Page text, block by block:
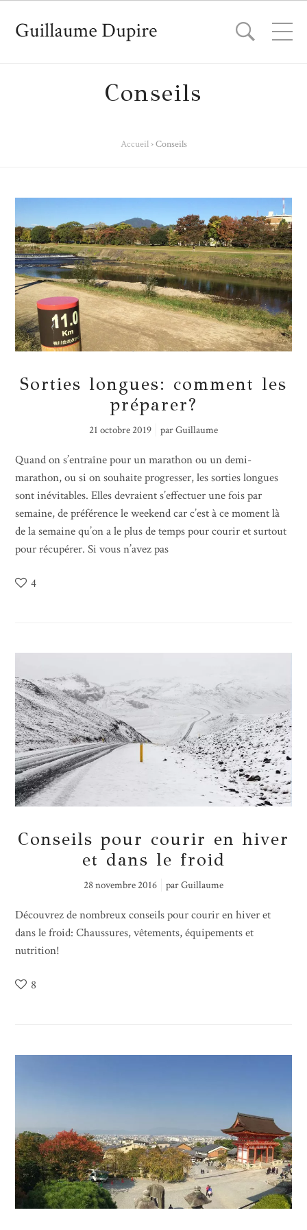
Conseils
Accueil›Conseils
Sorties longues: comment les
préparer?
21 octobre 2019 parGuillaume
Quand on s’entraîne pour un marathon ou un demi-
marathon, ou si on souhaite progresser, les sorties longues
sont inévitables. Elles devraient s’effectuer une fois par
semaine, de préférence le weekend car c’est à ce moment là
de la semaine qu’on a le plus de temps pour courir et surtout
pour récupérer. Si vous n’avez pas
4
Conseils pour courir en hiver
et dans le froid
28 novembre 2016 parGuillaume
Découvrez de nombreux conseils pour courir en hiver et
dans le froid: Chaussures, vêtements, équipements et
nutrition!
8